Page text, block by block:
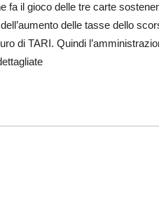
fa il gioco delle tre carte
dell’aumento delle tasse dello
di TARI. Quindi